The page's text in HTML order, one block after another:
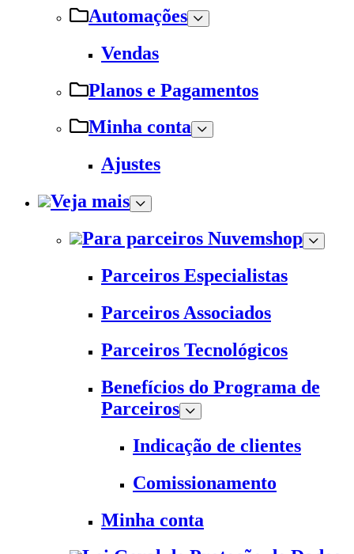
Automações
Vendas
Planos e Pagamentos
Minha conta
Ajustes
Veja mais
Para parceiros Nuvemshop
Parceiros Especialistas
Parceiros Associados
Parceiros Tecnológicos
Benefícios do Programa de
Parceiros
Indicação de clientes
Comissionamento
Minha conta